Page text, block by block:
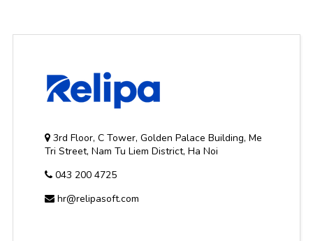
3rd Floor, C Tower, Golden Palace Building, Me
Tri Street, Nam Tu Liem District, Ha Noi
043 200 4725
hr@relipasoft.com